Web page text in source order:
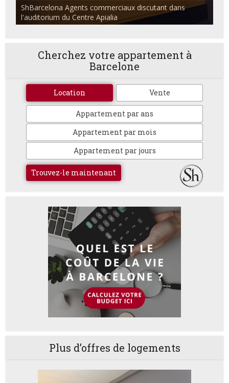
ShBarcelona Agents commerciaux discutant dans
l'auditorium du Centre Apialia
Cherchez votre appartement à
Barcelone
Location Vente
Appartement par ans
Appartement par mois
Appartement par jours
Trouvez-le maintenant
Plus d’offres de logements